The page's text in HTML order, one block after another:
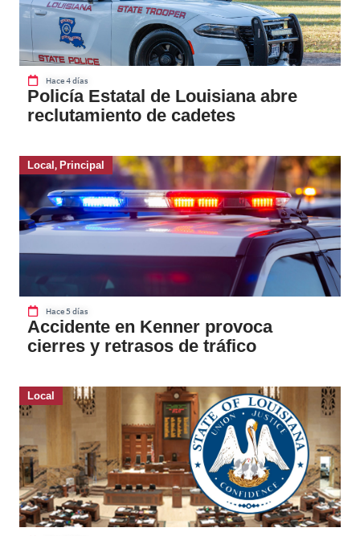
Hace 4 días
Policía Estatal de Louisiana abre
reclutamiento de cadetes
Local , Principal
Hace 5 días
Accidente en Kenner provoca
cierres y retrasos de tráfico
Local